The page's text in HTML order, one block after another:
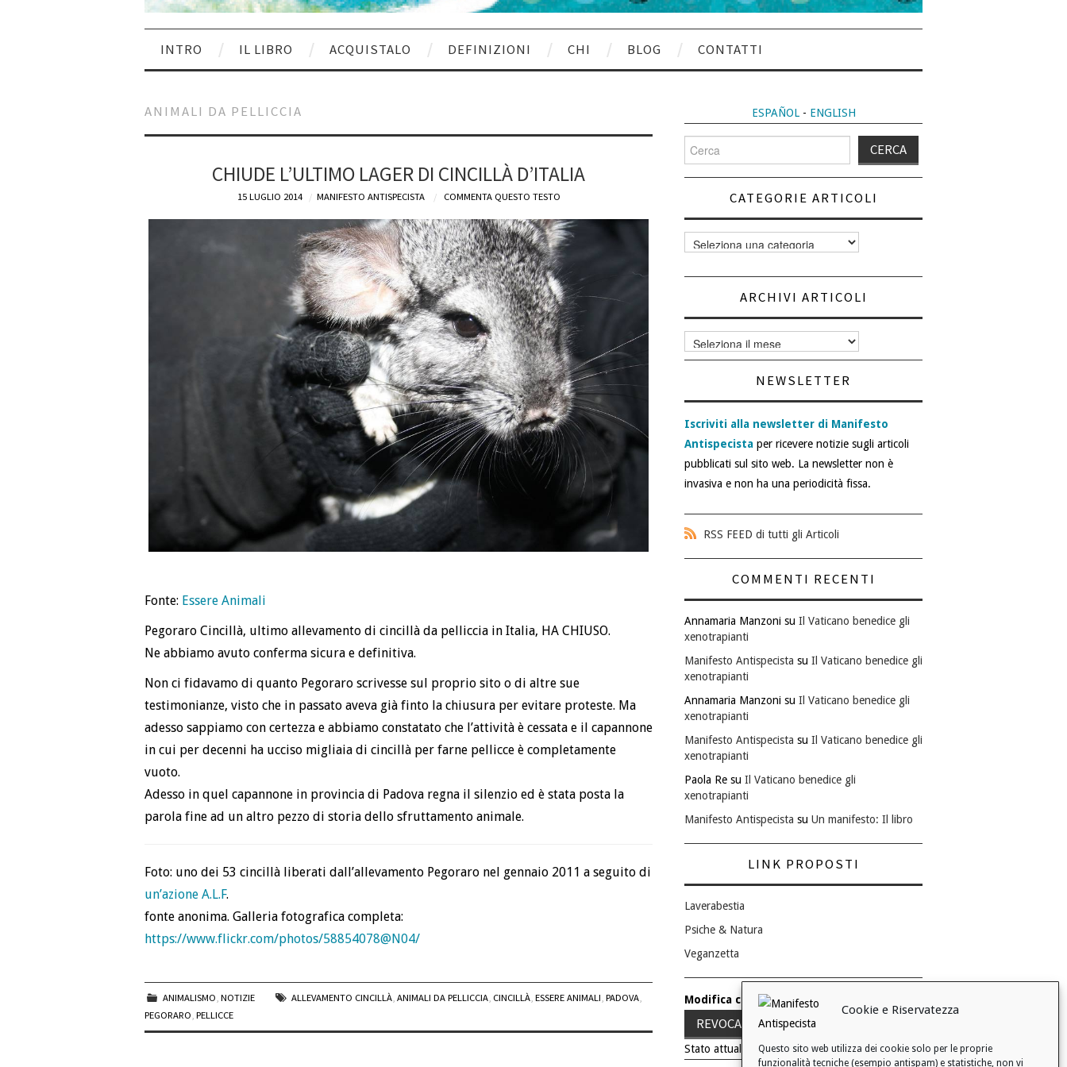
Cookie e Riservatezza
Questo sito web utilizza dei cookie solo per le proprie
funzionalità tecniche (esempio antispam) e statistiche, non vi
INTRO IL LIBRO ACQUISTALO DEFINIZIONI CHI BLOG CONTATTI
ANIMALI DA PELLICCIA
CHIUDE L’ULTIMO LAGER DI CINCILLÀ D’ITALIA
15 LUGLIO 2014 MANIFESTO ANTISPECISTA COMMENTA QUESTO TESTO
Fonte: Essere Animali
Pegoraro Cincillà, ultimo allevamento di cincillà da pelliccia in Italia, HA CHIUSO.
Ne abbiamo avuto conferma sicura e definitiva.
Non ci fidavamo di quanto Pegoraro scrivesse sul proprio sito o di altre sue
testimonianze, visto che in passato aveva già finto la chiusura per evitare proteste. Ma
adesso sappiamo con certezza e abbiamo constatato che l’attività è cessata e il capannone
in cui per decenni ha ucciso migliaia di cincillà per farne pellicce è completamente
vuoto.
Adesso in quel capannone in provincia di Padova regna il silenzio ed è stata posta la
parola fine ad un altro pezzo di storia dello sfruttamento animale.
Foto: uno dei 53 cincillà liberati dall’allevamento Pegoraro nel gennaio 2011 a seguito di
un’azione A.L.F.
fonte anonima. Galleria fotografica completa:
https://www.flickr.com/photos/58854078@N04/
ANIMALISMO,NOTIZIE ALLEVAMENTO CINCILLÀ,ANIMALI DA PELLICCIA, CINCILLÀ,ESSERE ANIMALI,PADOVA,
PEGORARO, PELLICCE
ESPAÑOL- ENGLISH
per:
CATEGORIE ARTICOLI
Categorie
articoli
ARCHIVI ARTICOLI
Archivi
articoli
NEWSLETTER
Iscriviti alla newsletter di Manifesto
Antispecista per ricevere notizie sugli articoli
pubblicati sul sito web. La newsletter non è
invasiva e non ha una periodicità fissa.
RSS FEED di tutti gli Articoli
COMMENTI RECENTI
Annamaria Manzoni su Il Vaticano benedice gli
xenotrapianti
Manifesto Antispecista su Il Vaticano benedice gli
xenotrapianti
Annamaria Manzoni su Il Vaticano benedice gli
xenotrapianti
Manifesto Antispecista su Il Vaticano benedice gli
xenotrapianti
Paola Re su Il Vaticano benedice gli
xenotrapianti
Manifesto Antispecista su Un manifesto: Il libro
LINK PROPOSTI
Laverabestia
Psiche & Natura
Veganzetta
Modifica consenso ai cookie
REVOCA IL TUO CONSENSO
Stato attuale: Negato